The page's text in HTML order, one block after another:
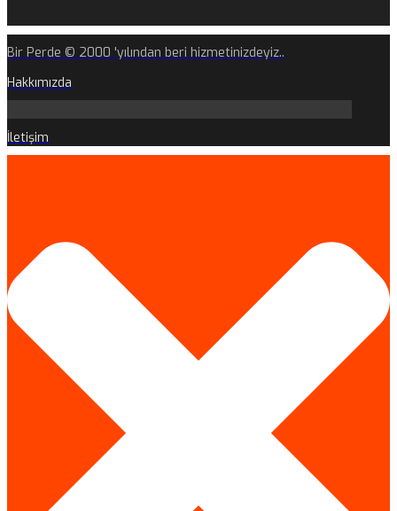
Bir Perde © 2000 'yılından beri hizmetinizdeyiz..
Hakkımızda
İletişim